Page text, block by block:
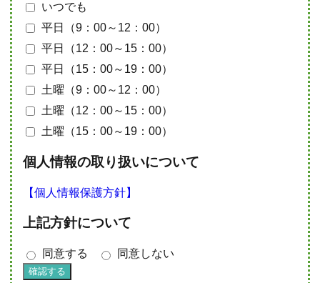
いつでも
平日（9：00～12：00）
平日（12：00～15：00）
平日（15：00～19：00）
土曜（9：00～12：00）
土曜（12：00～15：00）
土曜（15：00～19：00）
個人情報の取り扱いについて
【個人情報保護方針】
上記方針について
同意する 同意しない